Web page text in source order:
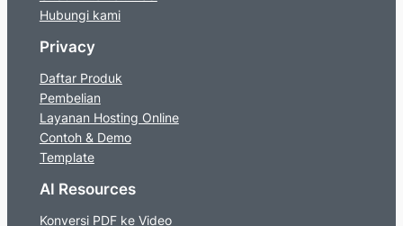
Hubungi kami
Privacy
Daftar Produk
Pembelian
Layanan Hosting Online
Contoh & Demo
Template
AI Resources
Konversi PDF ke Video